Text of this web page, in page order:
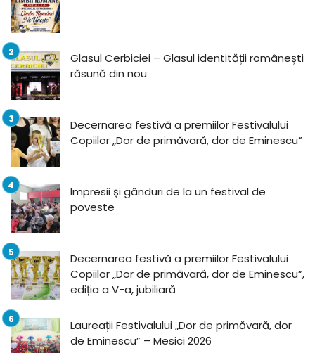
Glasul Cerbiciei – Glasul identității românești
răsună din nou
Decernarea festivă a premiilor Festivalului
Copiilor „Dor de primăvară, dor de Eminescu”
Impresii și gânduri de la un festival de
poveste
Decernarea festivă a premiilor Festivalului
Copiilor „Dor de primăvară, dor de Eminescu”,
ediția a V-a, jubiliară
Laureații Festivalului „Dor de primăvară, dor
de Eminescu” – Mesici 2026